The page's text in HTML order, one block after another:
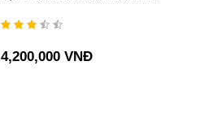
4,200,000 VNĐ